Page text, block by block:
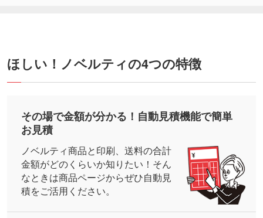
「入稿テンプレートボタンが開閉できない」という
不具合が発生しており、順次対応中です。ご不便を
お掛けして申し訳ございません。
2025/04/22 エコバッグの素材徹底比較！特徴と
おすすめ商品をご紹介 新着記事アップしました。
ノベルティグッズやちょっとしたギフトとしても渡
しやすいエコバッグ。よく使われている素材の特徴
や耐久性、メリットやデメリットをご紹介します。
ノベルティコラム「ほしい!ノベルティラボ」で公開
ほしい！ノベルティの4つの特徴
その場で金額が分かる！ 自動見積機能で簡単
お見積
ノベルティ商品と印刷、送料の合計
金額がどのくらいか知りたい！そん
なときは商品ページからぜひ自動見
積をご活用ください。